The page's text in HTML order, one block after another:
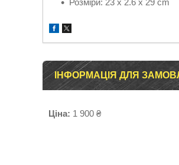
ІНФОРМАЦІЯ ДЛЯ
Ціна: 1 900 ₴